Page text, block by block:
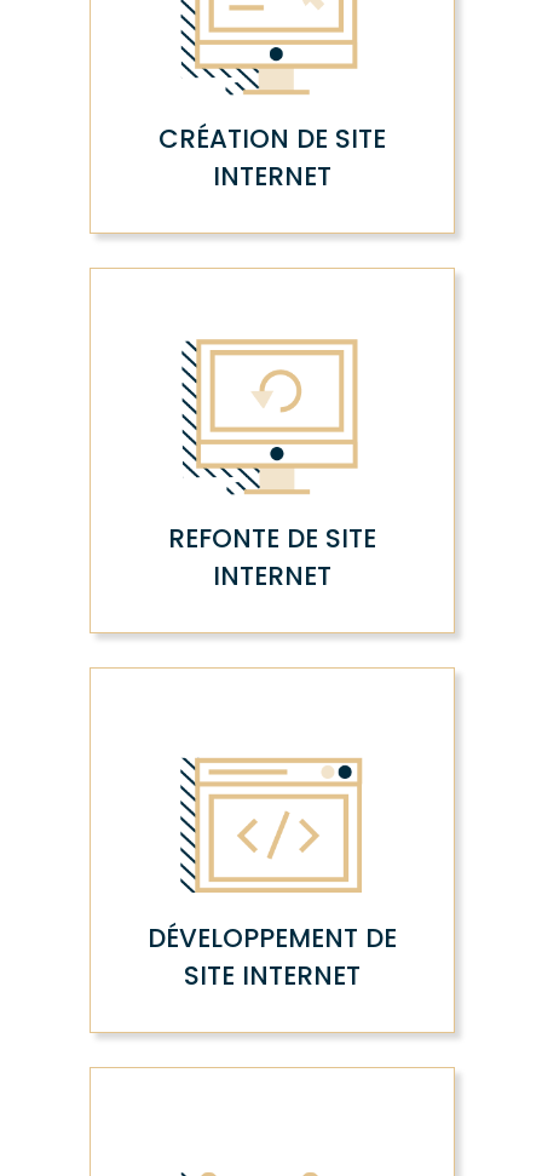
CRÉATION DE SITE
INTERNET
REFONTE DE SITE
INTERNET
DÉVELOPPEMENT DE
SITE INTERNET